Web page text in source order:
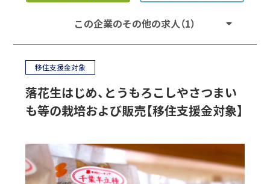
この企業のその他の求人（1）
移住支援金対象
落花生はじめ、とうもろこしやさつまい
も等の栽培および販売【移住支援金対象】